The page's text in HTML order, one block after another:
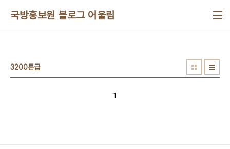
국방홍보원 블로그 어울림
3200톤급
1